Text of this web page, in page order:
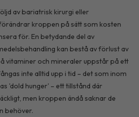
av bariatrisk kirurgi eller
kroppen på sätt som kosten
för. En betydande del av
kan bestå av förlust av
vitaminer och mineraler uppstår på ett
inte alltid upp i tid – det som inom
'dold hunger' – ett tillstånd där
men kroppen ändå saknar de
behöver.